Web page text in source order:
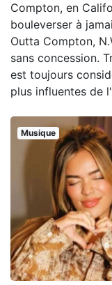
Compton, en
bouleverser à
Outta Compton,
sans concession.
est toujours
plus influentes de
Musique